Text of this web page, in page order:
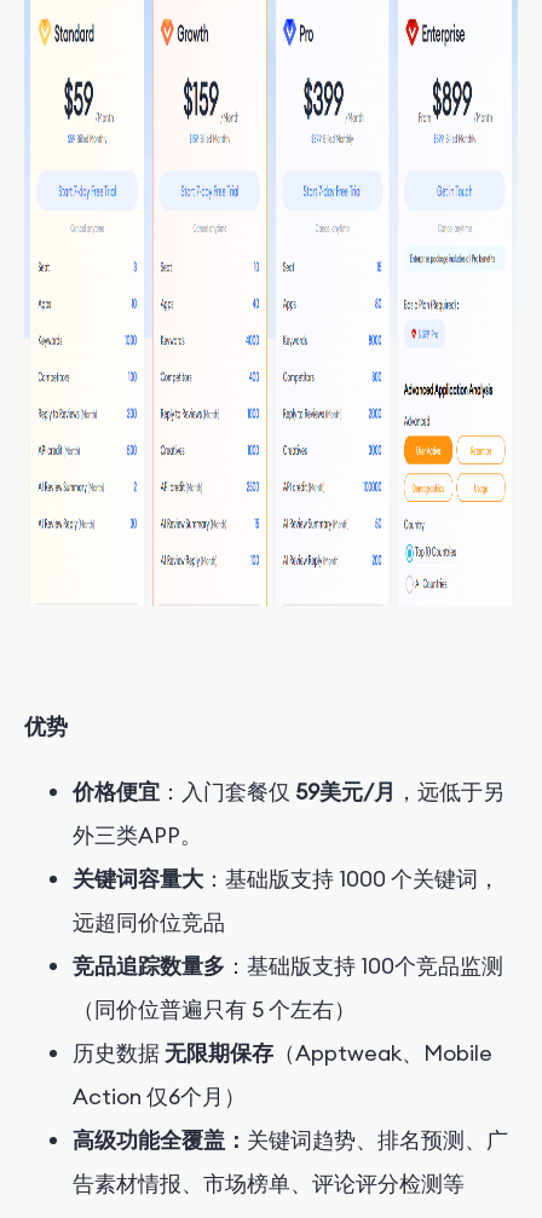
优势
价格便宜 ：入门套餐仅 59美元/月 ，远低于另
外三类APP。
关键词容量大 ：基础版支持 1000 个关键词，
远超同价位竞品
竞品追踪数量多 ： 基础版支持 100个竞品监测
（同价位普遍只有 5 个左右）
历史数据无限期保存 （Apptweak、 Mobile
Action 仅6个月）
高级功能全覆盖： 关键词趋势、排名预测、广
告素材情报、市场榜单、 评论评分检测等